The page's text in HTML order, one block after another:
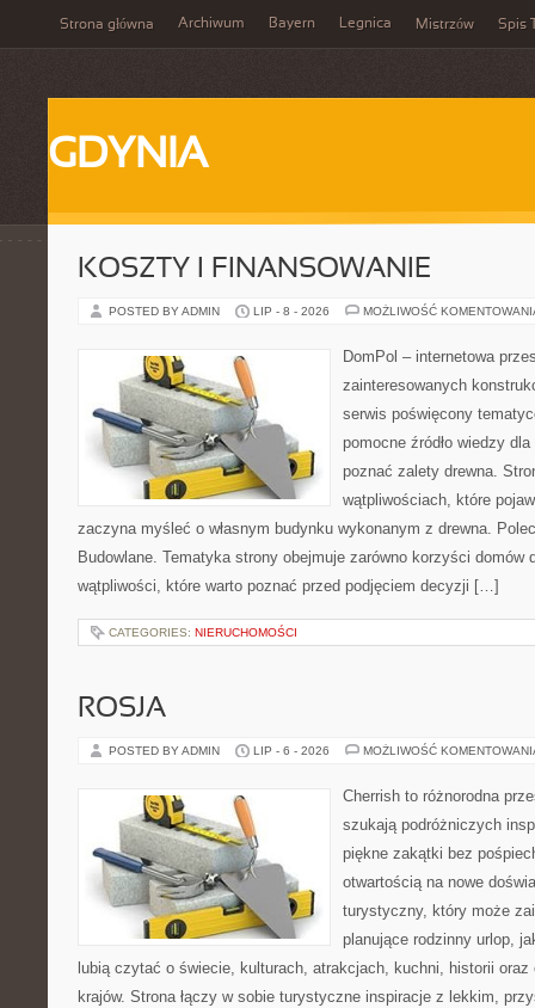
Strona główna Archiwum Bayern Legnica Mistrzów Spis
GDYNIA
KOSZTY I FINANSOWANIE
POSTED BY ADMIN LIP - 8 - 2026 MOŻLIWOŚĆ
DomPol – internetowa
zainteresowanych
serwis poświęcony
pomocne źródło wiedzy
poznać zalety drewna.
wątpliwościach, które
zaczyna myśleć o własnym budynku wykonanym z drewna.
Budowlane. Tematyka strony obejmuje zarówno korzyści domów
wątpliwości, które warto poznać przed podjęciem decyzji […]
CATEGORIES: NIERUCHOMOŚCI
ROSJA
POSTED BY ADMIN LIP - 6 - 2026 MOŻLIWOŚĆ
Cherrish to różnorodna
szukają podróżniczych
piękne zakątki bez
otwartością na nowe
turystyczny, który może
planujące rodzinny urlop,
lubią czytać o świecie, kulturach, atrakcjach, kuchni, historii
krajów. Strona łączy w sobie turystyczne inspiracje z lekkim,